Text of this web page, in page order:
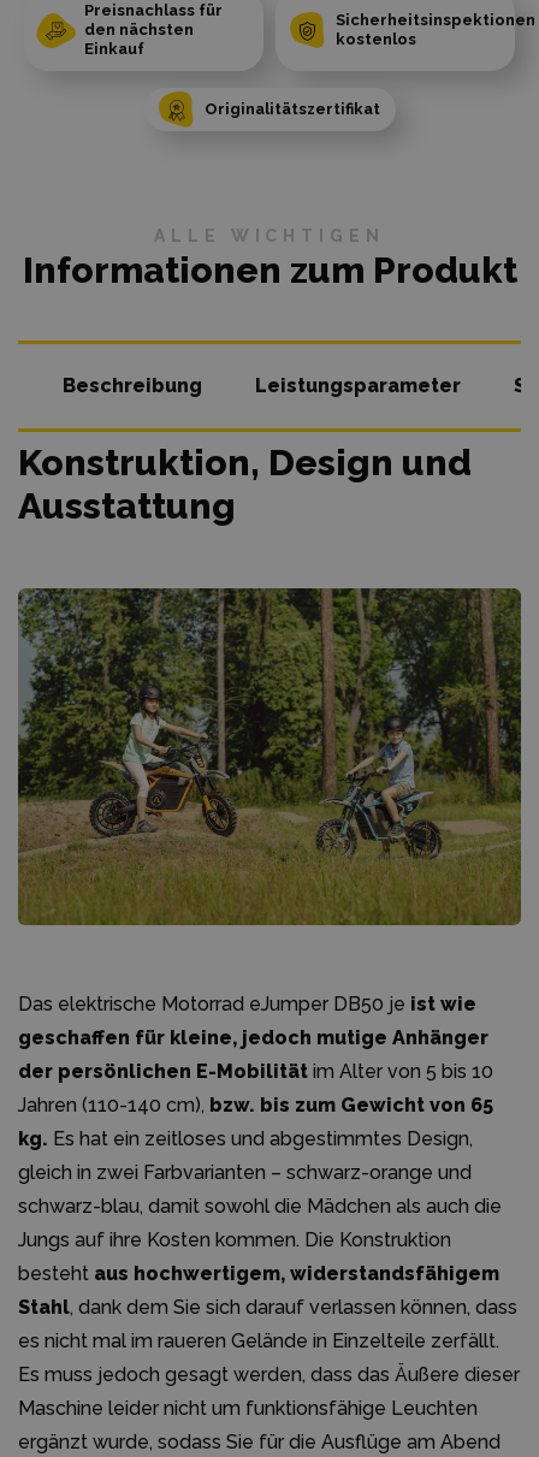
Preisnachlass für
den nächsten
Einkauf
Sicherheitsinspektionen
kostenlos
Originalitätszertifikat
ALLE WICHTIGEN
Informationen zum Produkt
Beschreibung Leistungsparameter
Konstruktion, Design und
Ausstattung
Das elektrische Motorrad eJumper DB50 je ist wie
geschaffen für kleine, jedoch mutige Anhänger
der persönlichen E-Mobilität im Alter von 5 bis 10
Jahren (110-140 cm), bzw. bis zum Gewicht von 65
kg. Es hat ein zeitloses und abgestimmtes Design,
gleich in zwei Farbvarianten – schwarz-orange und
schwarz-blau, damit sowohl die Mädchen als auch die
Jungs auf ihre Kosten kommen. Die Konstruktion
besteht aus hochwertigem, widerstandsfähigem
Stahl, dank dem Sie sich darauf verlassen können, dass
es nicht mal im raueren Gelände in Einzelteile zerfällt.
Es muss jedoch gesagt werden, dass das Äußere dieser
Maschine leider nicht um funktionsfähige Leuchten
ergänzt wurde, sodass Sie für die Ausflüge am Abend